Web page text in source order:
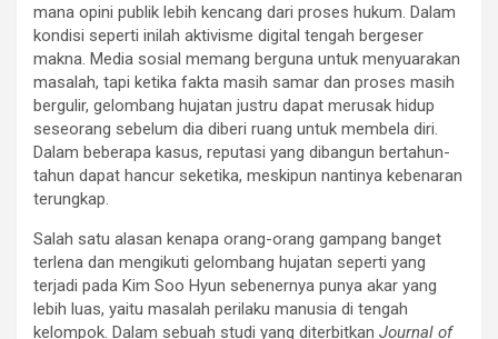
mana opini publik lebih kencang dari proses hukum. Dalam
kondisi seperti inilah aktivisme digital tengah bergeser
makna. Media sosial memang berguna untuk menyuarakan
masalah, tapi ketika fakta masih samar dan proses masih
bergulir, gelombang hujatan justru dapat merusak hidup
seseorang sebelum dia diberi ruang untuk membela diri.
Dalam beberapa kasus, reputasi yang dibangun bertahun-
tahun dapat hancur seketika, meskipun nantinya kebenaran
terungkap.
Salah satu alasan kenapa orang-orang gampang banget
terlena dan mengikuti gelombang hujatan seperti yang
terjadi pada Kim Soo Hyun sebenernya punya akar yang
lebih luas, yaitu masalah perilaku manusia di tengah
kelompok. Dalam sebuah studi yang diterbitkan Journal of